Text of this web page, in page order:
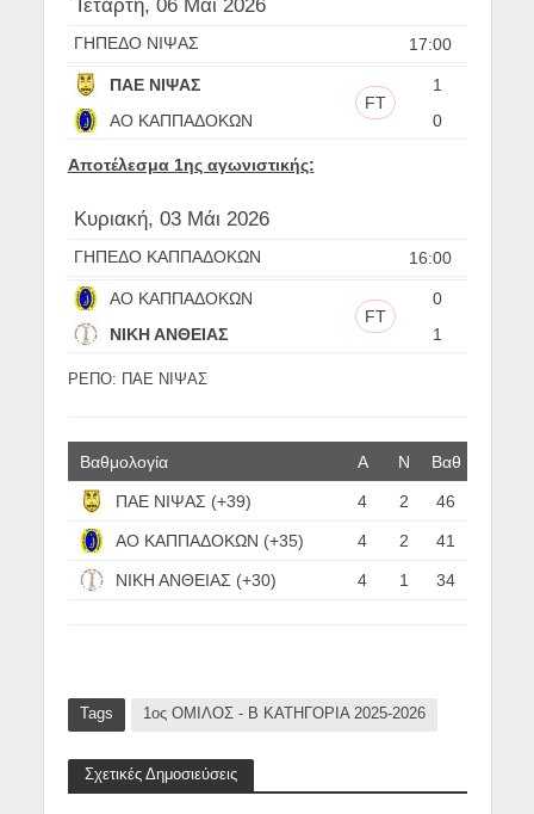
Τετάρτη, 06 Μάι 2026
17:00
ΓΗΠΕΔΟ ΝΙΨΑΣ
ΠΑΕ ΝΙΨΑΣ
1
FT
ΑΟ ΚΑΠΠΑΔΟΚΩΝ
0
Αποτέλεσμα 1ης αγωνιστικής:
Κυριακή, 03 Μάι 2026
16:00
ΓΗΠΕΔΟ ΚΑΠΠΑΔΟΚΩΝ
ΑΟ ΚΑΠΠΑΔΟΚΩΝ
0
FT
ΝΙΚΗ ΑΝΘΕΙΑΣ
1
ΡΕΠΟ: ΠΑΕ ΝΙΨΑΣ
Βαθμολογία Α N Βαθ
ΠΑΕ ΝΙΨΑΣ (+39) 4 2 46
ΑΟ ΚΑΠΠΑΔΟΚΩΝ (+35) 4 2 41
ΝΙΚΗ ΑΝΘΕΙΑΣ (+30) 4 1 34
Tags 1ος ΟΜΙΛΟΣ - Β ΚΑΤΗΓΟΡΙΑ 2025-2026
Σχετικές Δημοσιεύσεις